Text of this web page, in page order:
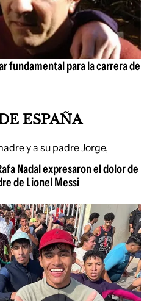
fundamental para la carrera de
ESPAÑA
Nadal expresaron el dolor de
de Lionel Messi